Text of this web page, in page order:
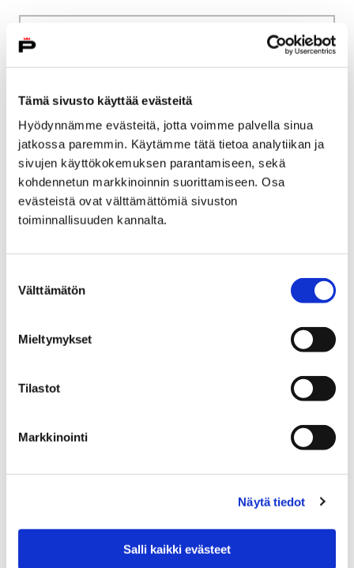
Tämä sivusto käyttää evästeitä
Hyödynnämme evästeitä, jotta voimme palvella sinua
jatkossa paremmin. Käytämme tätä tietoa analytiikan ja
sivujen käyttökokemuksen parantamiseen, sekä
kohdennetun markkinoinnin suorittamiseen. Osa
evästeistä ovat välttämättömiä sivuston
toiminnallisuuden kannalta.
valinta
Välttämätön
Mieltymykset
Tilastot
Markkinointi
Näytä tiedot
Salli kaikki evästeet
Palveluverkkouudistus
Itä-Pori
Itä-Pori
Etusivu
Kasvatus ja koulutus
Länsi-Pori
Etusivu
Ota yhteyttä
Porin kaupungin asiakaspalvelu